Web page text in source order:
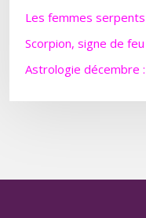
Les femmes
Scorpion, signe de
Astrologie décembre